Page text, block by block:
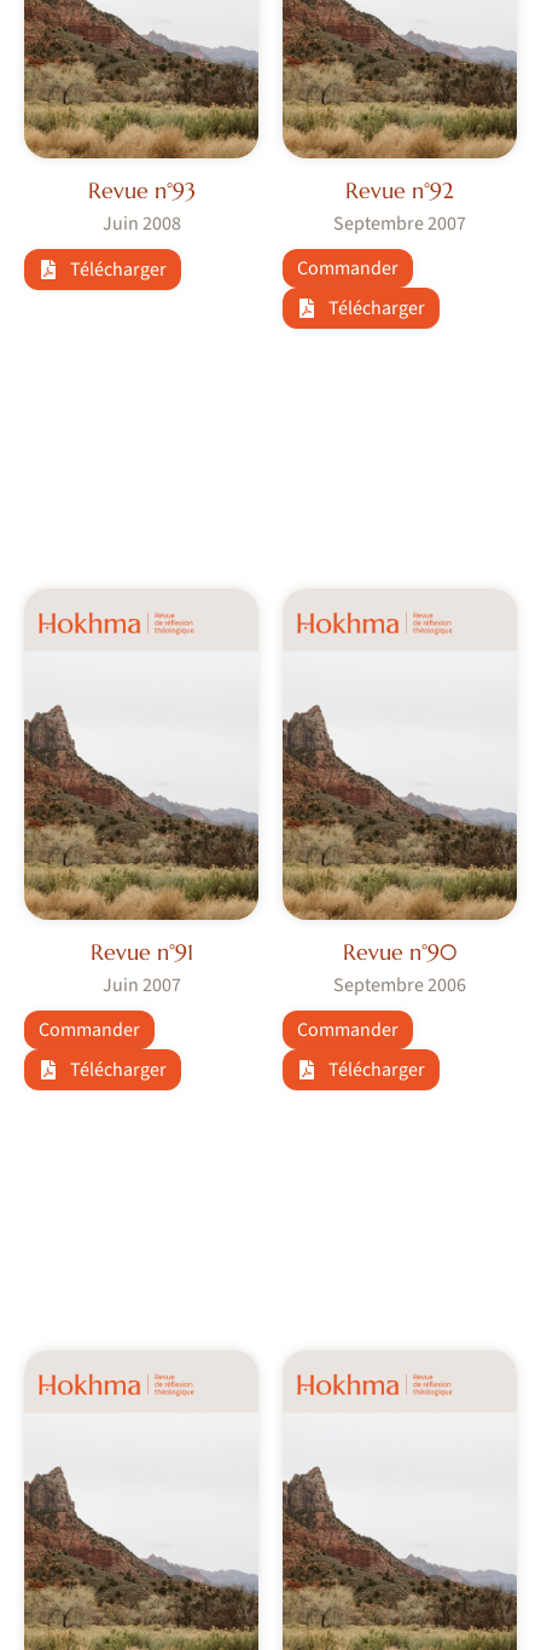
Revue n°93
Juin 2008
Télécharger
Revue n°92
Septembre 2007
Commander
Télécharger
Revue n°91
Juin 2007
Commander
Télécharger
Revue n°90
Septembre 2006
Commander
Télécharger